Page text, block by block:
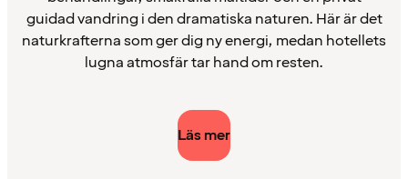
guidad vandring i den dramatiska naturen. Här är det
naturkrafterna som ger dig ny energi, medan hotellets
lugna atmosfär tar hand om resten.
Läs mer